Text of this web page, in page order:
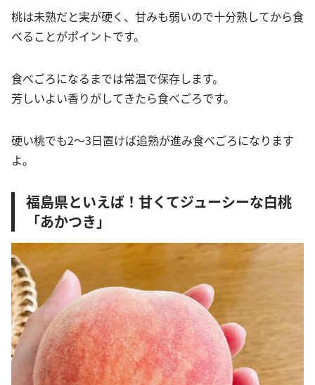
桃は未熟だと実が硬く、甘みも弱いので十分熟してから食
べることがポイントです。
食べごろになるまでは常温で保存します。
芳しいよい香りがしてきたら食べごろです。
硬い桃でも2〜3日置けば追熟が進み食べごろになります
よ。
福島県といえば！甘くてジューシーな白桃
「あかつき」